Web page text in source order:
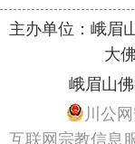
主办单位：峨眉
大
峨眉山
川公
互联网宗教信息